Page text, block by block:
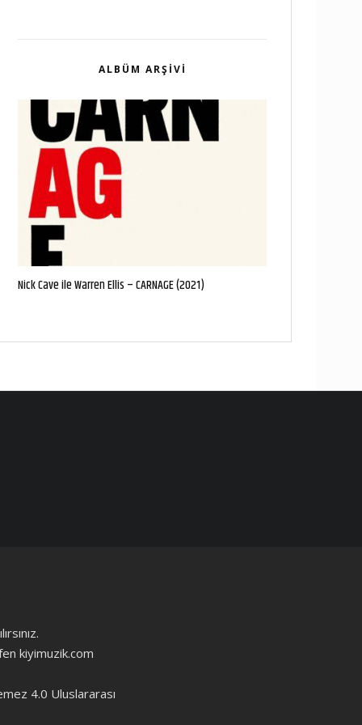
ALBÜM ARŞIVI
Nick Cave ile Warren Ellis – CARNAGE (2021)
kiyimuzik.com
4.0 Uluslararası